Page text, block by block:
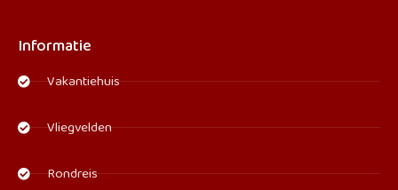
Informatie
Vakantiehuis
Vliegvelden
Rondreis